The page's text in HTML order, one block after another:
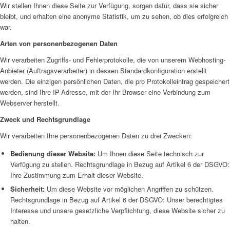
Wir stellen Ihnen diese Seite zur Verfügung, sorgen dafür, dass sie sicher
bleibt, und erhalten eine anonyme Statistik, um zu sehen, ob dies erfolgreich
war.
Arten von personenbezogenen Daten
Wir verarbeiten Zugriffs- und Fehlerprotokolle, die von unserem Webhosting-
Anbieter (Auftragsverarbeiter) in dessen Standardkonfiguration erstellt
werden. Die einzigen persönlichen Daten, die pro Protokolleintrag gespeichert
werden, sind Ihre IP-Adresse, mit der Ihr Browser eine Verbindung zum
Webserver herstellt.
Zweck und Rechtsgrundlage
Wir verarbeiten Ihre personenbezogenen Daten zu drei Zwecken:
Bedienung dieser Website: Um Ihnen diese Seite technisch zur
Verfügung zu stellen. Rechtsgrundlage in Bezug auf Artikel 6 der DSGVO:
Ihre Zustimmung zum Erhalt dieser Website.
Sicherheit: Um diese Website vor möglichen Angriffen zu schützen.
Rechtsgrundlage in Bezug auf Artikel 6 der DSGVO: Unser berechtigtes
Interesse und unsere gesetzliche Verpflichtung, diese Website sicher zu
halten.